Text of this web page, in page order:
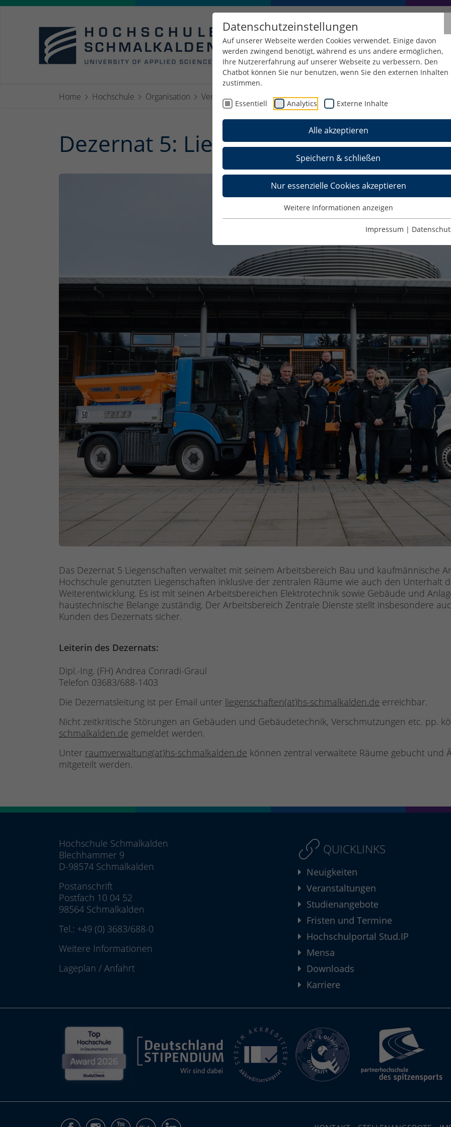
Datenschutzeinstellungen
Auf unserer Webseite werden Cookies verwendet. Einige davon
werden zwingend benötigt, während es uns andere ermöglichen,
Ihre Nutzererfahrung auf unserer Webseite zu verbessern. Den
Chatbot können Sie nur benutzen, wenn Sie den externen Inhalten
zustimmen.
Essentiell Analytics Externe Inhalte
Alle akzeptieren
Speichern & schließen
Nur essenzielle Cookies akzeptieren
Weitere Informationen anzeigen
Impressum |
Home Hochschule Organisation Verwaltung Dezernate Dezernat 5: Liegenschaften
Dezernat 5: Liegenschaften
Das Dezernat 5 Liegenschaften verwaltet mit seinem Arbeitsbereich Bau und kaufmännische
Hochschule genutzten Liegenschaften inklusive der zentralen Räume wie auch den Unterhalt
Weiterentwicklung. Es ist mit seinen Arbeitsbereichen Elektrotechnik sowie Gebäude und
haustechnische Belange zuständig. Der Arbeitsbereich Zentrale Dienste stellt insbesondere
Kunden des Dezernats sicher.
Leiterin des Dezernats:
Dipl.-Ing. (FH) Andrea Conradi-Graul
Telefon 03683/688-1403
Die Dezernatsleitung ist per Email unter liegenschaften(at)hs-schmalkalden.de erreichbar.
Nicht zeitkritische Störungen an Gebäuden und Gebäudetechnik, Verschmutzungen etc. pp.
schmalkalden.de gemeldet werden.
Unter raumverwaltung(at)hs-schmalkalden.de können zentral verwaltete Räume gebucht und
mitgeteilt werden.
Hochschule Schmalkalden
Blechhammer 9
D-98574 Schmalkalden
Postanschrift
Postfach 10 04 52
98564 Schmalkalden
Tel.: +49 (0) 3683/688-0
Weitere Informationen
Lageplan / Anfahrt
QUICKLINKS
Neuigkeiten
Veranstaltungen
Studienangebote
Fristen und Termine
Hochschulportal Stud.IP
Mensa
Downloads
Karriere